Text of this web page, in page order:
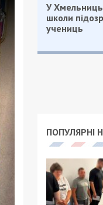
У
школи
учениць
ПОПУЛЯРНІ